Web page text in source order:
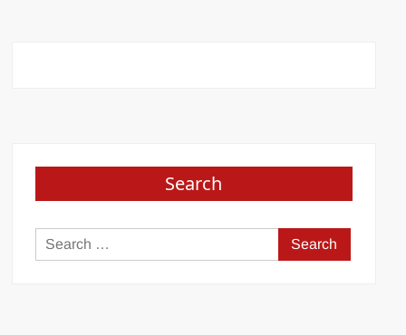
Search
Search
for: